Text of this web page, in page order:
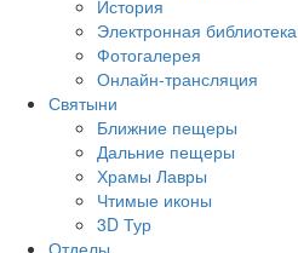
История
Электронная библиотека
Фотогалерея
Онлайн-трансляция
Святыни
Ближние пещеры
Дальние пещеры
Храмы Лавры
Чтимые иконы
3D Тур
Отделы